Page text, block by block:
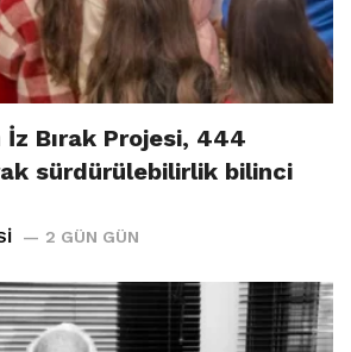
Bırak Projesi, 444
sürdürülebilirlik bilinci
2 GÜN GÜN